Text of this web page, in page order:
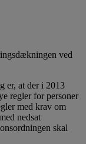
ved
er, at der i 2013
regler for personer
med krav om
nedsat
skal